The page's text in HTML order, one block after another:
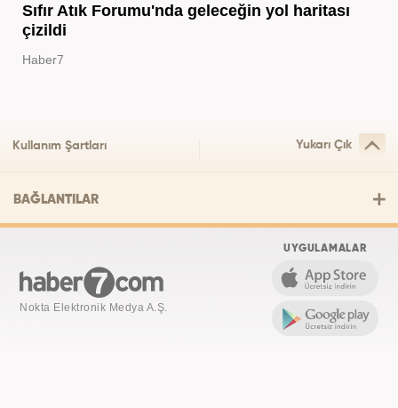
Sıfır Atık Forumu'nda geleceğin yol haritası
çizildi
Haber7
Kullanım Şartları Yukarı Çık
BAĞLANTILAR
Nokta Elektronik Medya A.Ş.
UYGULAMALAR